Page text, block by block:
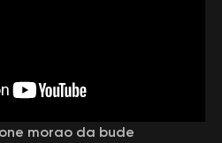
morao da bude